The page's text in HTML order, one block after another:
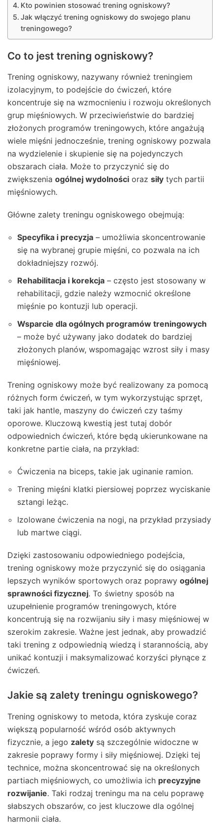
Kto powinien stosować trening ogniskowy?
Jak włączyć trening ogniskowy do swojego planu
treningowego?
Co to jest trening ogniskowy?
Trening ogniskowy, nazywany również treningiem
izolacyjnym, to podejście do ćwiczeń, które
koncentruje się na wzmocnieniu i rozwoju określonych
grup mięśniowych. W przeciwieństwie do bardziej
złożonych programów treningowych, które angażują
wiele mięśni jednocześnie, trening ogniskowy pozwala
na wydzielenie i skupienie się na pojedynczych
obszarach ciała. Może to przyczynić się do
zwiększenia ogólnej wydolności oraz siły tych partii
mięśniowych.
Główne zalety treningu ogniskowego obejmują:
Specyfika i precyzja – umożliwia skoncentrowanie
się na wybranej grupie mięśni, co pozwala na ich
dokładniejszy rozwój.
Rehabilitacja i korekcja – często jest stosowany w
rehabilitacji, gdzie należy wzmocnić określone
mięśnie po kontuzji lub operacji.
Wsparcie dla ogólnych programów treningowych
– może być używany jako dodatek do bardziej
złożonych planów, wspomagając wzrost siły i masy
mięśniowej.
Trening ogniskowy może być realizowany za pomocą
różnych form ćwiczeń, w tym wykorzystując sprzęt,
taki jak hantle, maszyny do ćwiczeń czy taśmy
oporowe. Kluczową kwestią jest tutaj dobór
odpowiednich ćwiczeń, które będą ukierunkowane na
konkretne partie ciała, na przykład:
Ćwiczenia na biceps, takie jak uginanie ramion.
Trening mięśni klatki piersiowej poprzez wyciskanie
sztangi leżąc.
Izolowane ćwiczenia na nogi, na przykład przysiady
lub martwe ciągi.
Dzięki zastosowaniu odpowiedniego podejścia,
trening ogniskowy może przyczynić się do osiągania
lepszych wyników sportowych oraz poprawy ogólnej
sprawności fizycznej. To świetny sposób na
uzupełnienie programów treningowych, które
koncentrują się na rozwijaniu siły i masy mięśniowej w
szerokim zakresie. Ważne jest jednak, aby prowadzić
taki trening z odpowiednią wiedzą i starannością, aby
unikać kontuzji i maksymalizować korzyści płynące z
ćwiczeń.
Jakie są zalety treningu ogniskowego?
Trening ogniskowy to metoda, która zyskuje coraz
większą popularność wśród osób aktywnych
fizycznie, a jego zalety są szczególnie widoczne w
zakresie poprawy formy i siły mięśniowej. Dzięki tej
technice, można skoncentrować się na określonych
partiach mięśniowych, co umożliwia ich precyzyjne
rozwijanie. Taki rodzaj treningu ma na celu poprawę
słabszych obszarów, co jest kluczowe dla ogólnej
harmonii ciała.